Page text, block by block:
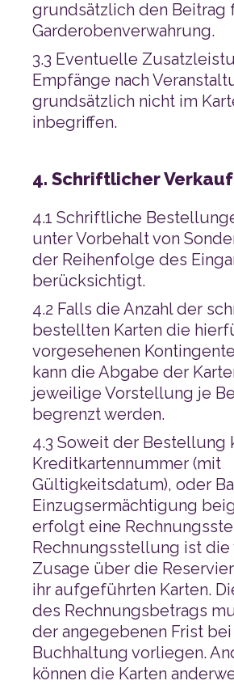
Garderobenverwahrung.
inbegriffen.
4. Schriftlicher Verkauf
berücksichtigt.
begrenzt werden.